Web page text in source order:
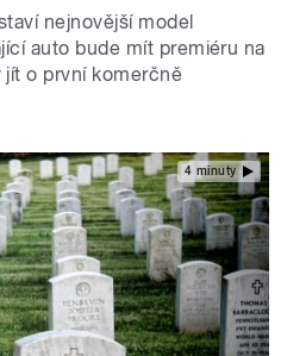
nejnovější model
auto bude mít premiéru na
jít o první komerčně
4 minuty